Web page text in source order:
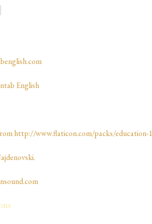
English
http://www.flaticon.com/packs/education-